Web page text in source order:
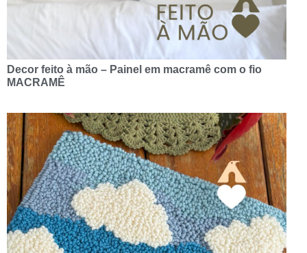
Decor feito à mão – Painel em macramê com o fio
MACRAMÊ